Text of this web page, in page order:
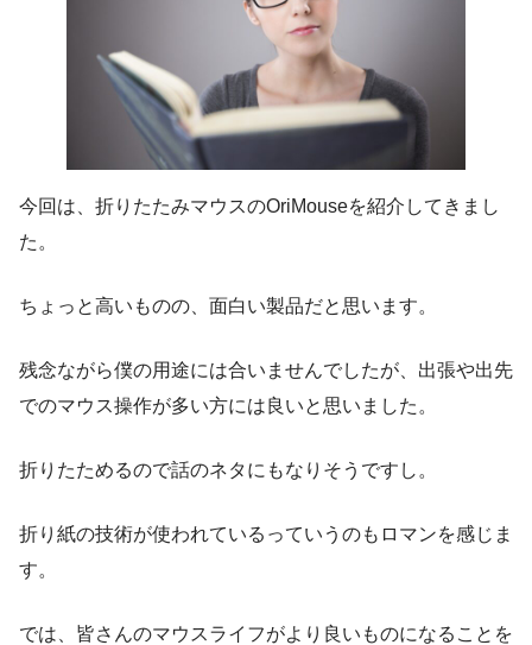
今回は、折りたたみマウスのOriMouseを紹介してきまし
た。
ちょっと高いものの、面白い製品だと思います。
残念ながら僕の用途には合いませんでしたが、出張や出先
でのマウス操作が多い方には良いと思いました。
折りたためるので話のネタにもなりそうですし。
折り紙の技術が使われているっていうのもロマンを感じま
す。
では、皆さんのマウスライフがより良いものになることを